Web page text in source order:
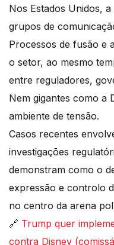
Nos Estados Unidos,
grupos de
Processos de fusão e
o setor, ao mesmo
entre reguladores,
Nem gigantes como a
ambiente de tensão.
Casos recentes
investigações
demonstram como o
expressão e controlo
no centro da arena
🔗 Trump quer
contra Disney